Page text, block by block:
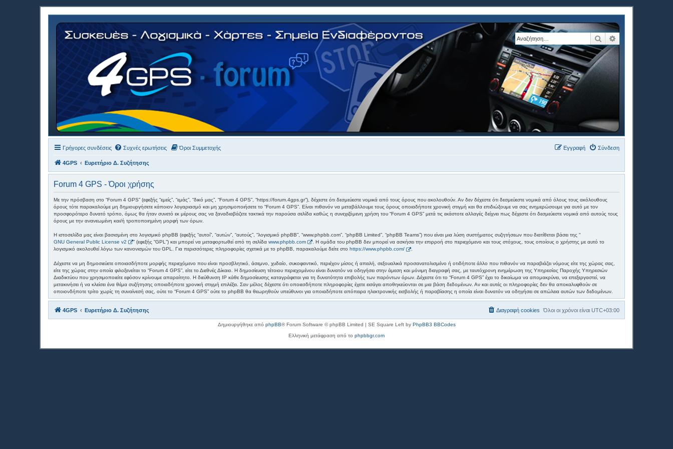
Αναζήτηση
Γρήγορες συνδέσεις Συχνές ερωτήσεις Όροι Συμμετοχής Σύνδεση
Εγγραφή
4GPS Ευρετήριο Δ. Συζήτησης
Forum 4 GPS - Όροι χρήσης
Με την πρόσβαση στο “Forum 4 GPS” (εφεξής “εμείς”, “εμάς”, “δικό μας”, “Forum 4 GPS”, “https://forum.4gps.gr”), δέχεστε ότι δεσμεύεστε νομικά από τους όρους που ακολουθούν. Αν δεν δέχεστε ότι δεσμεύεστε νομικά από όλους τους ακόλουθους
όρους τότε παρακαλούμε μη δημιουργήσετε κάποιον λογαριασμό και μη χρησιμοποιήσετε το “Forum 4 GPS”. Είναι πιθανόν να μεταβάλλουμε τους όρους οποιαδήποτε χρονική στιγμή και θα επιδιώξουμε να σας ενημερώσουμε για αυτό με τον
προσφορότερο δυνατό τρόπο, όμως θα ήταν συνετό εκ μέρους σας να ξαναδιαβάζετε τακτικά την παρούσα σελίδα καθώς η συνεχιζόμενη χρήση του “Forum 4 GPS” μετά τις εκάστοτε αλλαγές δείχνει πως δέχεστε ότι δεσμεύεστε νομικά από αυτούς τους
όρους με την ανανεωμένη και/ή τροποποιημένη μορφή των όρων.
Η ιστοσελίδα μας είναι βασισμένη στο λογισμικό phpBB (εφεξής “αυτοί”, “αυτών”, “αυτούς”, “λογισμικό phpBB”, “www.phpbb.com”, “phpBB Limited”, “phpBB Teams”) που είναι μια λύση συστήματος συζητήσεων που διατίθεται βάσει της “
GNU General Public License v2
” (εφεξής “GPL”) και μπορεί να μεταφορτωθεί από τη σελίδα www.phpbb.com
. Η ομάδα του phpBB δεν μπορεί να ασκήσει την επιρροή στο περιεχόμενο και τους στόχους, τους οποίους ο χρήστης με αυτό το
λογισμικό ακολουθεί λόγω των κανονισμών του GPL. Για περισσότερες πληροφορίες σχετικά με το phpBB, παρακαλούμε δείτε στο https://www.phpbb.com/ .
Δέχεστε να μη δημοσιεύετε οποιασδήποτε μορφής περιεχόμενο που είναι προσβλητικό, άσεμνο, χυδαίο, συκοφαντικό, περιέχον μίσος ή απειλή, σεξουαλικά προσανατολισμένο ή οτιδήποτε άλλο που πιθανόν να παραβιάζει νόμους είτε της χώρας σας,
είτε της χώρας στην οποία φιλοξενείται το “Forum 4 GPS”, είτε το Διεθνές Δίκαιο. Η δημοσίευση τέτοιου περιεχομένου είναι δυνατόν να οδηγήσει στην άμεση και μόνιμη διαγραφή σας, με ταυτόχρονη ενημέρωση της Υπηρεσίας Παροχής Υπηρεσιών
Διαδικτύου που χρησιμοποιείτε εφόσον κρίνουμε απαραίτητο. Η διεύθυνση IP κάθε δημοσίευσης καταγράφεται για τη δυνατότητα επιβολής των παρόντων όρων. Δέχεστε ότι το “Forum 4 GPS” έχει το δικαίωμα να απομακρύνει, να επεξεργαστεί, να
μετακινήσει ή να κλείσει ένα θέμα συζήτησης οποιαδήποτε χρονική στιγμή επιλέξει. Σαν μέλος δέχεστε ότι οποιεσδήποτε πληροφορίες έχετε εισάγει αποθηκεύονται σε μια βάση δεδομένων. Αν και αυτές οι πληροφορίες δεν θα αποκαλυφθούν σε
οποιονδήποτε τρίτο χωρίς τη συναίνεσή σας, ούτε το “Forum 4 GPS” ούτε το phpBB θα θεωρηθούν υπεύθυνοι για οποιαδήποτε απόπειρα ηλεκτρονικής εισβολής ή παραβίασης η οποία είναι δυνατόν να οδηγήσει σε απώλεια αυτών των δεδομένων.
4GPS Ευρετήριο Δ. Συζήτησης Όλοι οι χρόνοι είναι UTC+03:00
Διαγραφή cookies
Δημιουργήθηκε από phpBB® Forum Software © phpBB Limited | SE Square Left by PhpBB3 BBCodes
Ελληνική μετάφραση από το phpbbgr.com